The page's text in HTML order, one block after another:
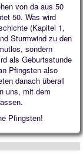
von da aus 50
50. Was wird
(Kapitel 1,
Sturmwind zu den
sondern
als Geburtsstunde
Pfingsten also
danach überall
uns, mit dem
Pfingsten!